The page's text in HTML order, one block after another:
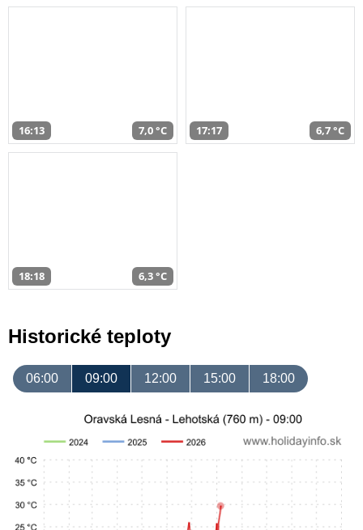
16:13 7,0 °C 17:17 6,7 °C
18:18 6,3 °C
Historické teploty
06:00 09:00 12:00 15:00 18:00